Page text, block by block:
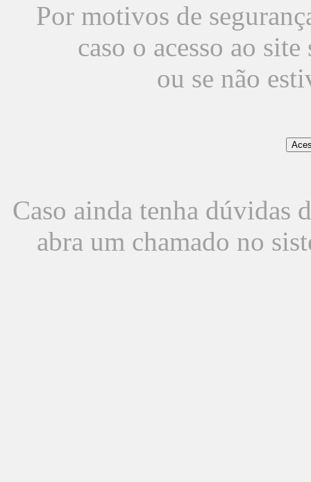
Por motivos de
caso o acesso ao
ou se não
Caso ainda tenha dúvidas
abra um chamado no